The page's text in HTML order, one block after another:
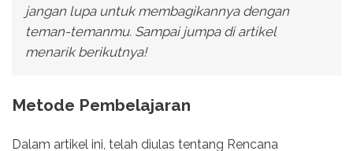
jangan lupa untuk membagikannya dengan
teman-temanmu. Sampai jumpa di artikel
menarik berikutnya!
Metode Pembelajaran
Dalam artikel ini, telah diulas tentang Rencana